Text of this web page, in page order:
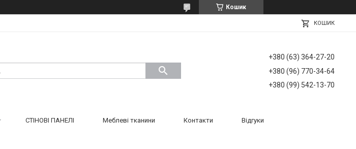
Кошик
КОШИК
+380 (63) 364-27-20
+380 (96) 770-34-64
+380 (99) 542-13-70
СТІНОВІ ПАНЕЛІ Меблеві тканини Контакти Відгуки